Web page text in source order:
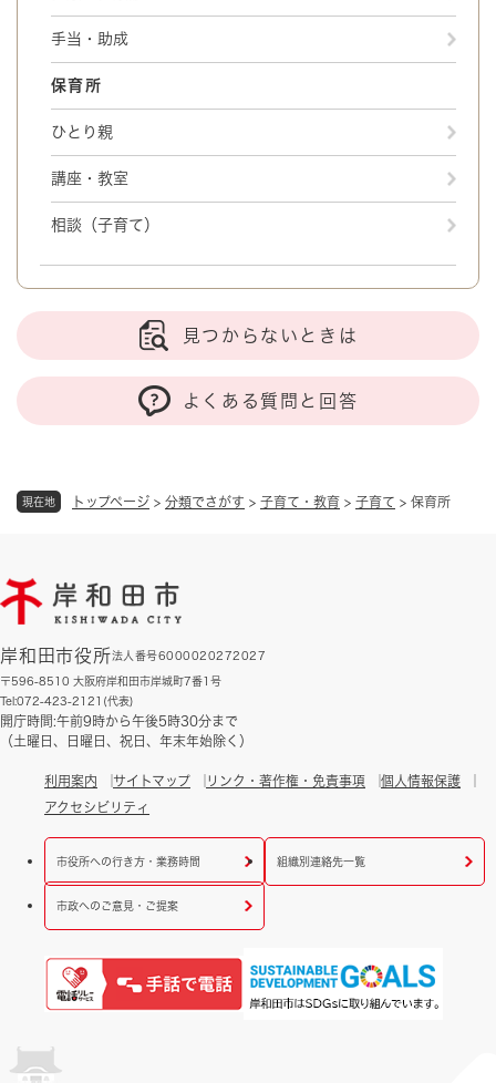
現在地 トップページ > 分類でさがす > 子育て・教育 > 子育て > 保育所
手当・助成
保育所
ひとり親
講座・教室
相談（子育て）
見つからないときは
よくある質問と回答
岸和田市役所法人番号6000020272027
〒596-8510 大阪府岸和田市岸城町7番1号
Tel:072-423-2121(代表)
開庁時間:午前9時から午後5時30分まで
（土曜日、日曜日、祝日、年末年始除く）
利用案内 サイトマップ リンク・著作権・免責事項
個人情報保護
アクセシビリティ
市役所への行き方・業務時間 組織別連絡先一覧
市政へのご意見・ご提案